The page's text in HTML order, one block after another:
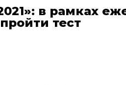
в рамках
тест